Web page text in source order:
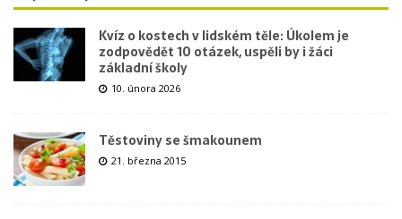
Kvíz o kostech v lidském těle: Úkolem je
zodpovědět 10 otázek, uspěli by i žáci
základní školy
10. února 2026
Těstoviny se šmakounem
21. března 2015